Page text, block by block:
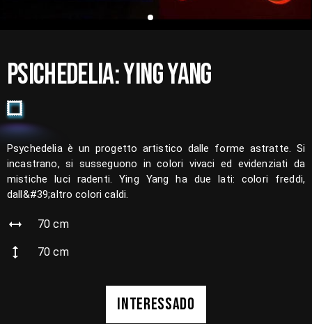
PSICHEDELIA: YING YANG
Psychedelia è un progetto artistico dalle forme astratte. Si
incastrano, si susseguono in colori vivaci ed evidenziati da
mistiche luci radenti. Ying Yang ha due lati: colori freddi,
dall&#39;altro colori caldi.
70 cm
70 cm
INTERESSADO